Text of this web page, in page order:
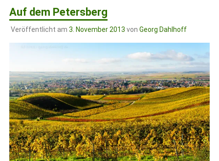
Auf dem Petersberg
Veröffentlicht am 3. November 2013 von Georg Dahlhoff